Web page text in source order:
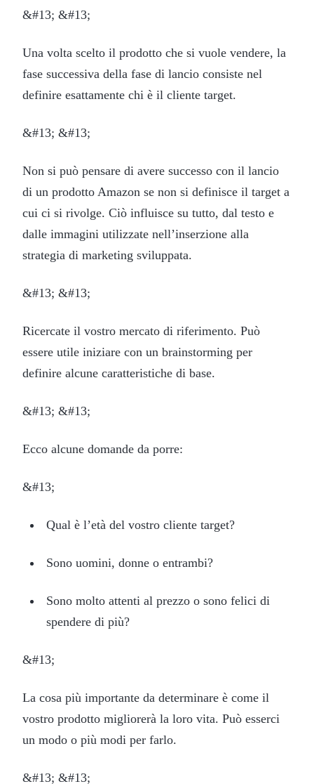
&#13; &#13;
Una volta scelto il prodotto che si vuole vendere, la
fase successiva della fase di lancio consiste nel
definire esattamente chi è il cliente target.
&#13; &#13;
Non si può pensare di avere successo con il lancio
di un prodotto Amazon se non si definisce il target a
cui ci si rivolge. Ciò influisce su tutto, dal testo e
dalle immagini utilizzate nell’inserzione alla
strategia di marketing sviluppata.
&#13; &#13;
Ricercate il vostro mercato di riferimento. Può
essere utile iniziare con un brainstorming per
definire alcune caratteristiche di base.
&#13; &#13;
Ecco alcune domande da porre:
&#13;
Qual è l’età del vostro cliente target?
Sono uomini, donne o entrambi?
Sono molto attenti al prezzo o sono felici di
spendere di più?
&#13;
La cosa più importante da determinare è come il
vostro prodotto migliorerà la loro vita. Può esserci
un modo o più modi per farlo.
&#13; &#13;